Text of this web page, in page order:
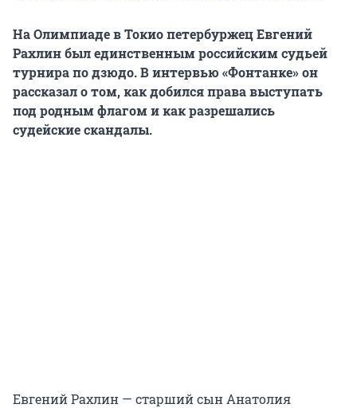
На Олимпиаде в Токио петербуржец Евгений
Рахлин был единственным российским судьей
турнира по дзюдо. В интервью «Фонтанке» он
рассказал о том, как добился права выступать
под родным флагом и как разрешались
судейские скандалы.
Евгений Рахлин — старший сын Анатолия